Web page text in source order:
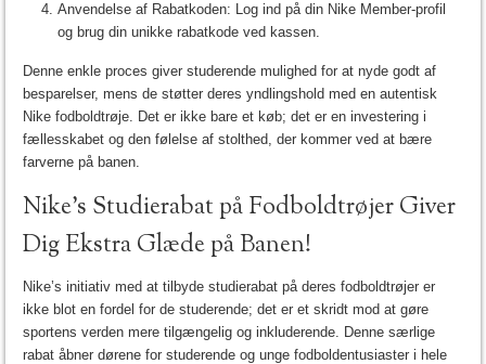
Anvendelse af Rabatkoden: Log ind på din Nike Member-profil
og brug din unikke rabatkode ved kassen.
Denne enkle proces giver studerende mulighed for at nyde godt af
besparelser, mens de støtter deres yndlingshold med en autentisk
Nike fodboldtrøje. Det er ikke bare et køb; det er en investering i
fællesskabet og den følelse af stolthed, der kommer ved at bære
farverne på banen.
Nike’s Studierabat på Fodboldtrøjer Giver
Dig Ekstra Glæde på Banen!
Nike’s initiativ med at tilbyde studierabat på deres fodboldtrøjer er
ikke blot en fordel for de studerende; det er et skridt mod at gøre
sportens verden mere tilgængelig og inkluderende. Denne særlige
rabat åbner dørene for studerende og unge fodboldentusiaster i hele